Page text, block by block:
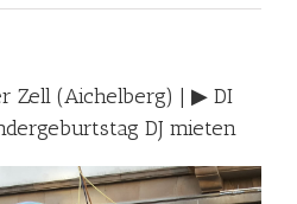
Zell (Aichelberg) | ▶︎ DI
DJ mieten